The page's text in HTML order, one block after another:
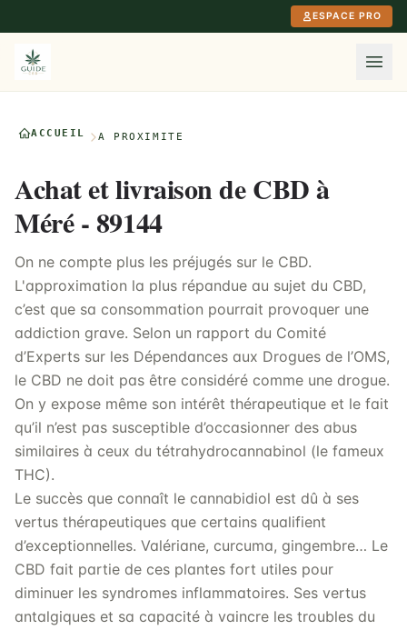
ESPACE PRO
ACCUEIL À PROXIMITÉ
Achat et livraison de CBD à
Méré - 89144
On ne compte plus les préjugés sur le CBD.
L'approximation la plus répandue au sujet du CBD,
c’est que sa consommation pourrait provoquer une
addiction grave. Selon un rapport du Comité
d’Experts sur les Dépendances aux Drogues de l’OMS,
le CBD ne doit pas être considéré comme une drogue.
On y expose même son intérêt thérapeutique et le fait
qu’il n’est pas susceptible d’occasionner des abus
similaires à ceux du tétrahydrocannabinol (le fameux
THC).
Le succès que connaît le cannabidiol est dû à ses
vertus thérapeutiques que certains qualifient
d’exceptionnelles. Valériane, curcuma, gingembre… Le
CBD fait partie de ces plantes fort utiles pour
diminuer les syndromes inflammatoires. Ses vertus
antalgiques et sa capacité à vaincre les troubles du